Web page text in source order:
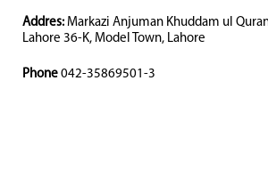
Addres: Markazi Anjuman Khuddam ul
Lahore 36-K, Model Town, Lahore
Phone 042-35869501-3